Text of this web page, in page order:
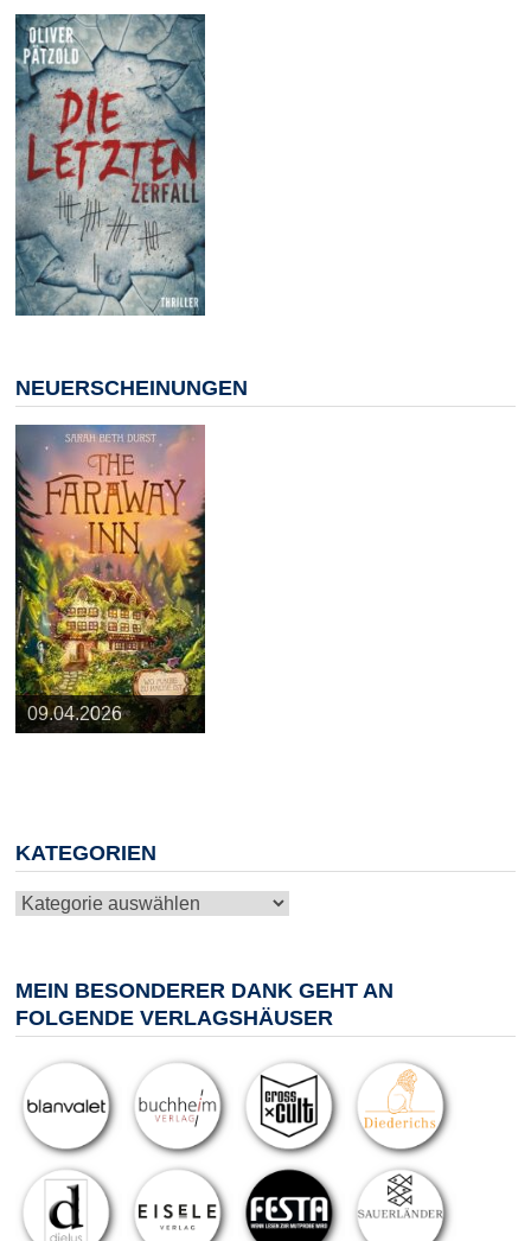
NEUERSCHEINUNGEN
25.03.2026
09.04.2026
20.05.2026
10.06.2026
13.08.2026
KATEGORIEN
Kategorien
MEIN BESONDERER DANK GEHT AN
FOLGENDE VERLAGSHÄUSER